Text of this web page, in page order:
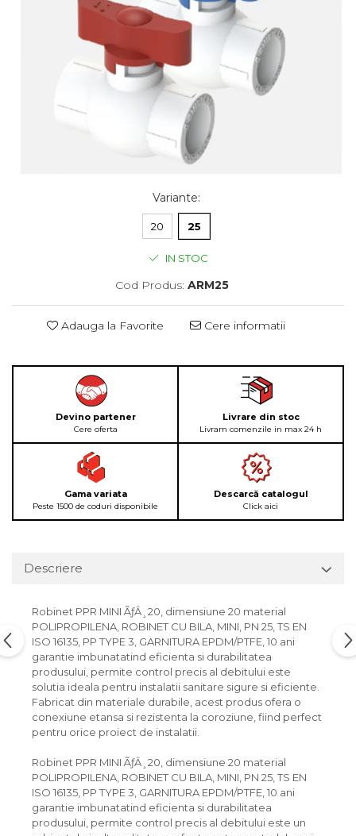
Variante:
20 25
IN STOC
Cod Produs: ARM25
Adauga la Favorite Cere informatii
Devino partener
Cere oferta
Livrare din stoc
Livram comenzile in max 24 h
Gama variata
Peste 1500 de coduri disponibile
Descarcă catalogul
Click aici
Descriere
Robinet PPR MINI ÃƒÂ¸20, dimensiune 20 material
POLIPROPILENA, ROBINET CU BILA, MINI, PN 25, TS EN
ISO 16135, PP TYPE 3, GARNITURA EPDM/PTFE, 10 ani
garantie imbunatatind eficienta si durabilitatea
produsului, permite control precis al debitului este
solutia ideala pentru instalatii sanitare sigure si eficiente.
Fabricat din materiale durabile, acest produs ofera o
conexiune etansa si rezistenta la coroziune, fiind perfect
pentru orice proiect de instalatii.
Robinet PPR MINI ÃƒÂ¸20, dimensiune 20 material
POLIPROPILENA, ROBINET CU BILA, MINI, PN 25, TS EN
ISO 16135, PP TYPE 3, GARNITURA EPDM/PTFE, 10 ani
garantie imbunatatind eficienta si durabilitatea
produsului, permite control precis al debitului este un